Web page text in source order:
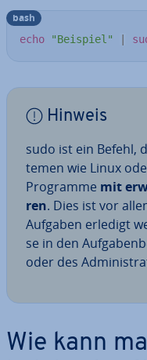
echo "Beispiel"
bash
Hinweis
sudo ist ein Befehl,
te­men wie Linux
Programme mit
ren. Dies ist vor
Aufgaben erledigt
se in den
oder des
Wie kann